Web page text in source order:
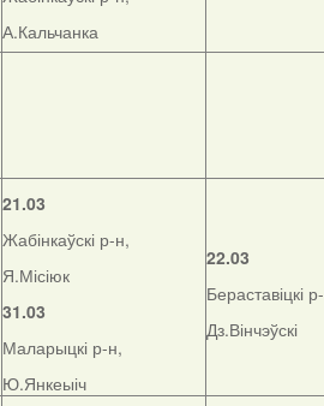
А.Кальчанка
21.03
Жабінкаўскі р-н,
Я.Місіюк
31.03
Маларыцкі р-н,
Ю.Янкеыіч
22.03
Бераставіцкі
Дз.Вінчэўскі